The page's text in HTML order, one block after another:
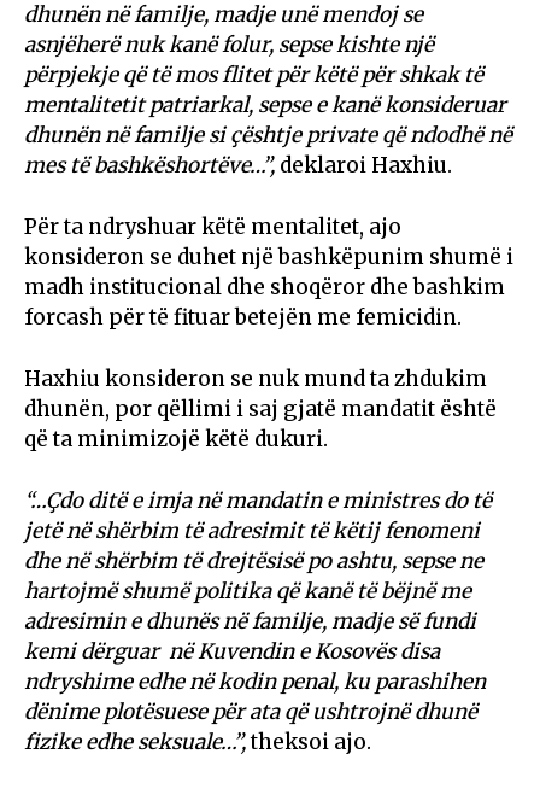
dhunën në familje, madje unë mendoj se
asnjëherë nuk kanë folur, sepse kishte një
përpjekje që të mos flitet për këtë për shkak të
mentalitetit patriarkal, sepse e kanë konsideruar
dhunën në familje si çështje private që ndodhë në
mes të bashkëshortëve…”, deklaroi Haxhiu.
Për ta ndryshuar këtë mentalitet, ajo
konsideron se duhet një bashkëpunim shumë i
madh institucional dhe shoqëror dhe bashkim
forcash për të fituar betejën me femicidin.
Haxhiu konsideron se nuk mund ta zhdukim
dhunën, por qëllimi i saj gjatë mandatit është
që ta minimizojë këtë dukuri.
“…Çdo ditë e imja në mandatin e ministres do të
jetë në shërbim të adresimit të këtij fenomeni
dhe në shërbim të drejtësisë po ashtu, sepse ne
hartojmë shumë politika që kanë të bëjnë me
adresimin e dhunës në familje, madje së fundi
kemi dërguar në Kuvendin e Kosovës disa
ndryshime edhe në kodin penal, ku parashihen
dënime plotësuese për ata që ushtrojnë dhunë
fizike edhe seksuale…”,theksoi ajo.